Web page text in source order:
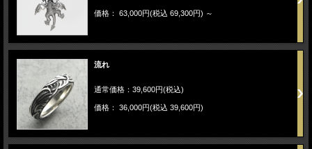
価格： 63,000円(税込 69,300円) ～
流れ
通常価格：39,600円(税込)
価格： 36,000円(税込 39,600円)